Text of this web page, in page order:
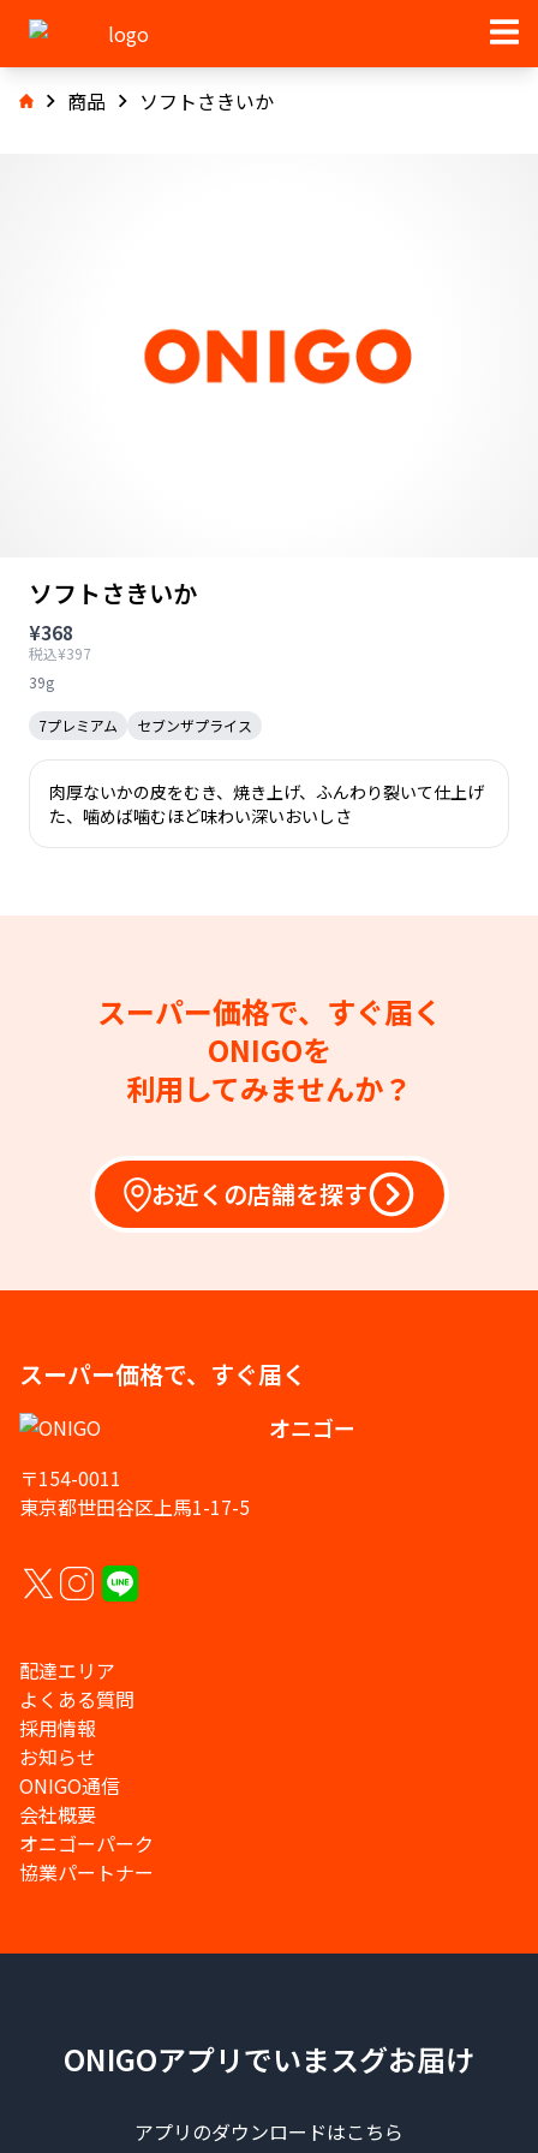
商品 ソフトさきいか
ソフトさきいか
¥368
税込¥397
39g
7プレミアム セブンザプライス
肉厚ないかの皮をむき、焼き上げ、ふんわり裂いて仕上げ
た、噛めば噛むほど味わい深いおいしさ
スーパー価格で、すぐ届く
ONIGOを
利用してみませんか？
お近くの店舗を探す
スーパー価格で、すぐ届く
オニゴー
〒154-0011
東京都世田谷区上馬1-17-5
配達エリア
よくある質問
採用情報
お知らせ
ONIGO通信
会社概要
オニゴーパーク
協業パートナー
ONIGOアプリでいまスグお届け
アプリのダウンロードはこちら